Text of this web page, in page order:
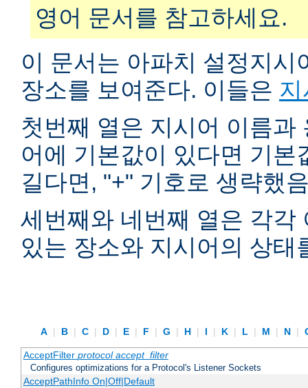
영어 문서를 참고하세요.
이 문서는 아파치 설정지
장소를 보여준다. 이들은
첫번째 열은 지시어 이름
어에 기본값이 있다면 기
길다면, "+" 기호로 생략했
세번째와 네번째 열은 각각
있는 장소와 지시어의 상태
A | B | C | D | E | F | G | H | I | K | L | M | N |
AcceptFilter protocol accept_filter
Configures optimizations for a Protocol's Listener Sockets
AcceptPathInfo On|Off|Default